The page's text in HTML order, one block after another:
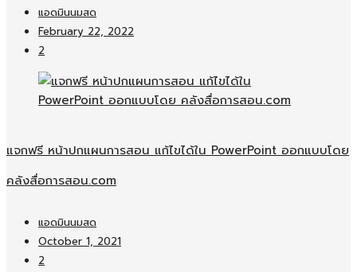
แอดมินนมสด
February 22, 2022
2
แจกฟรี หน้าปกแผนการสอน แก้ไขได้ใน PowerPoint ออกแบบโดย
คลังสื่อการสอน.com
แอดมินนมสด
October 1, 2021
2